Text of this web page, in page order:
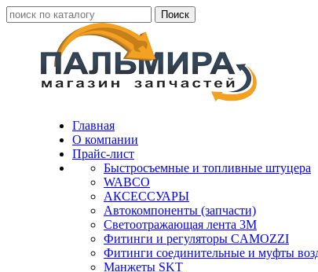
Главная
О компании
Прайс-лист
Быстросъемные и топливные штуцера
WABCO
АКСЕССУАРЫ
Автокомпоненты (запчасти)
Светоотражающая лента 3М
Фитинги и регуляторы CAMOZZI
Фитинги соединительные и муфты
Манжеты SKT